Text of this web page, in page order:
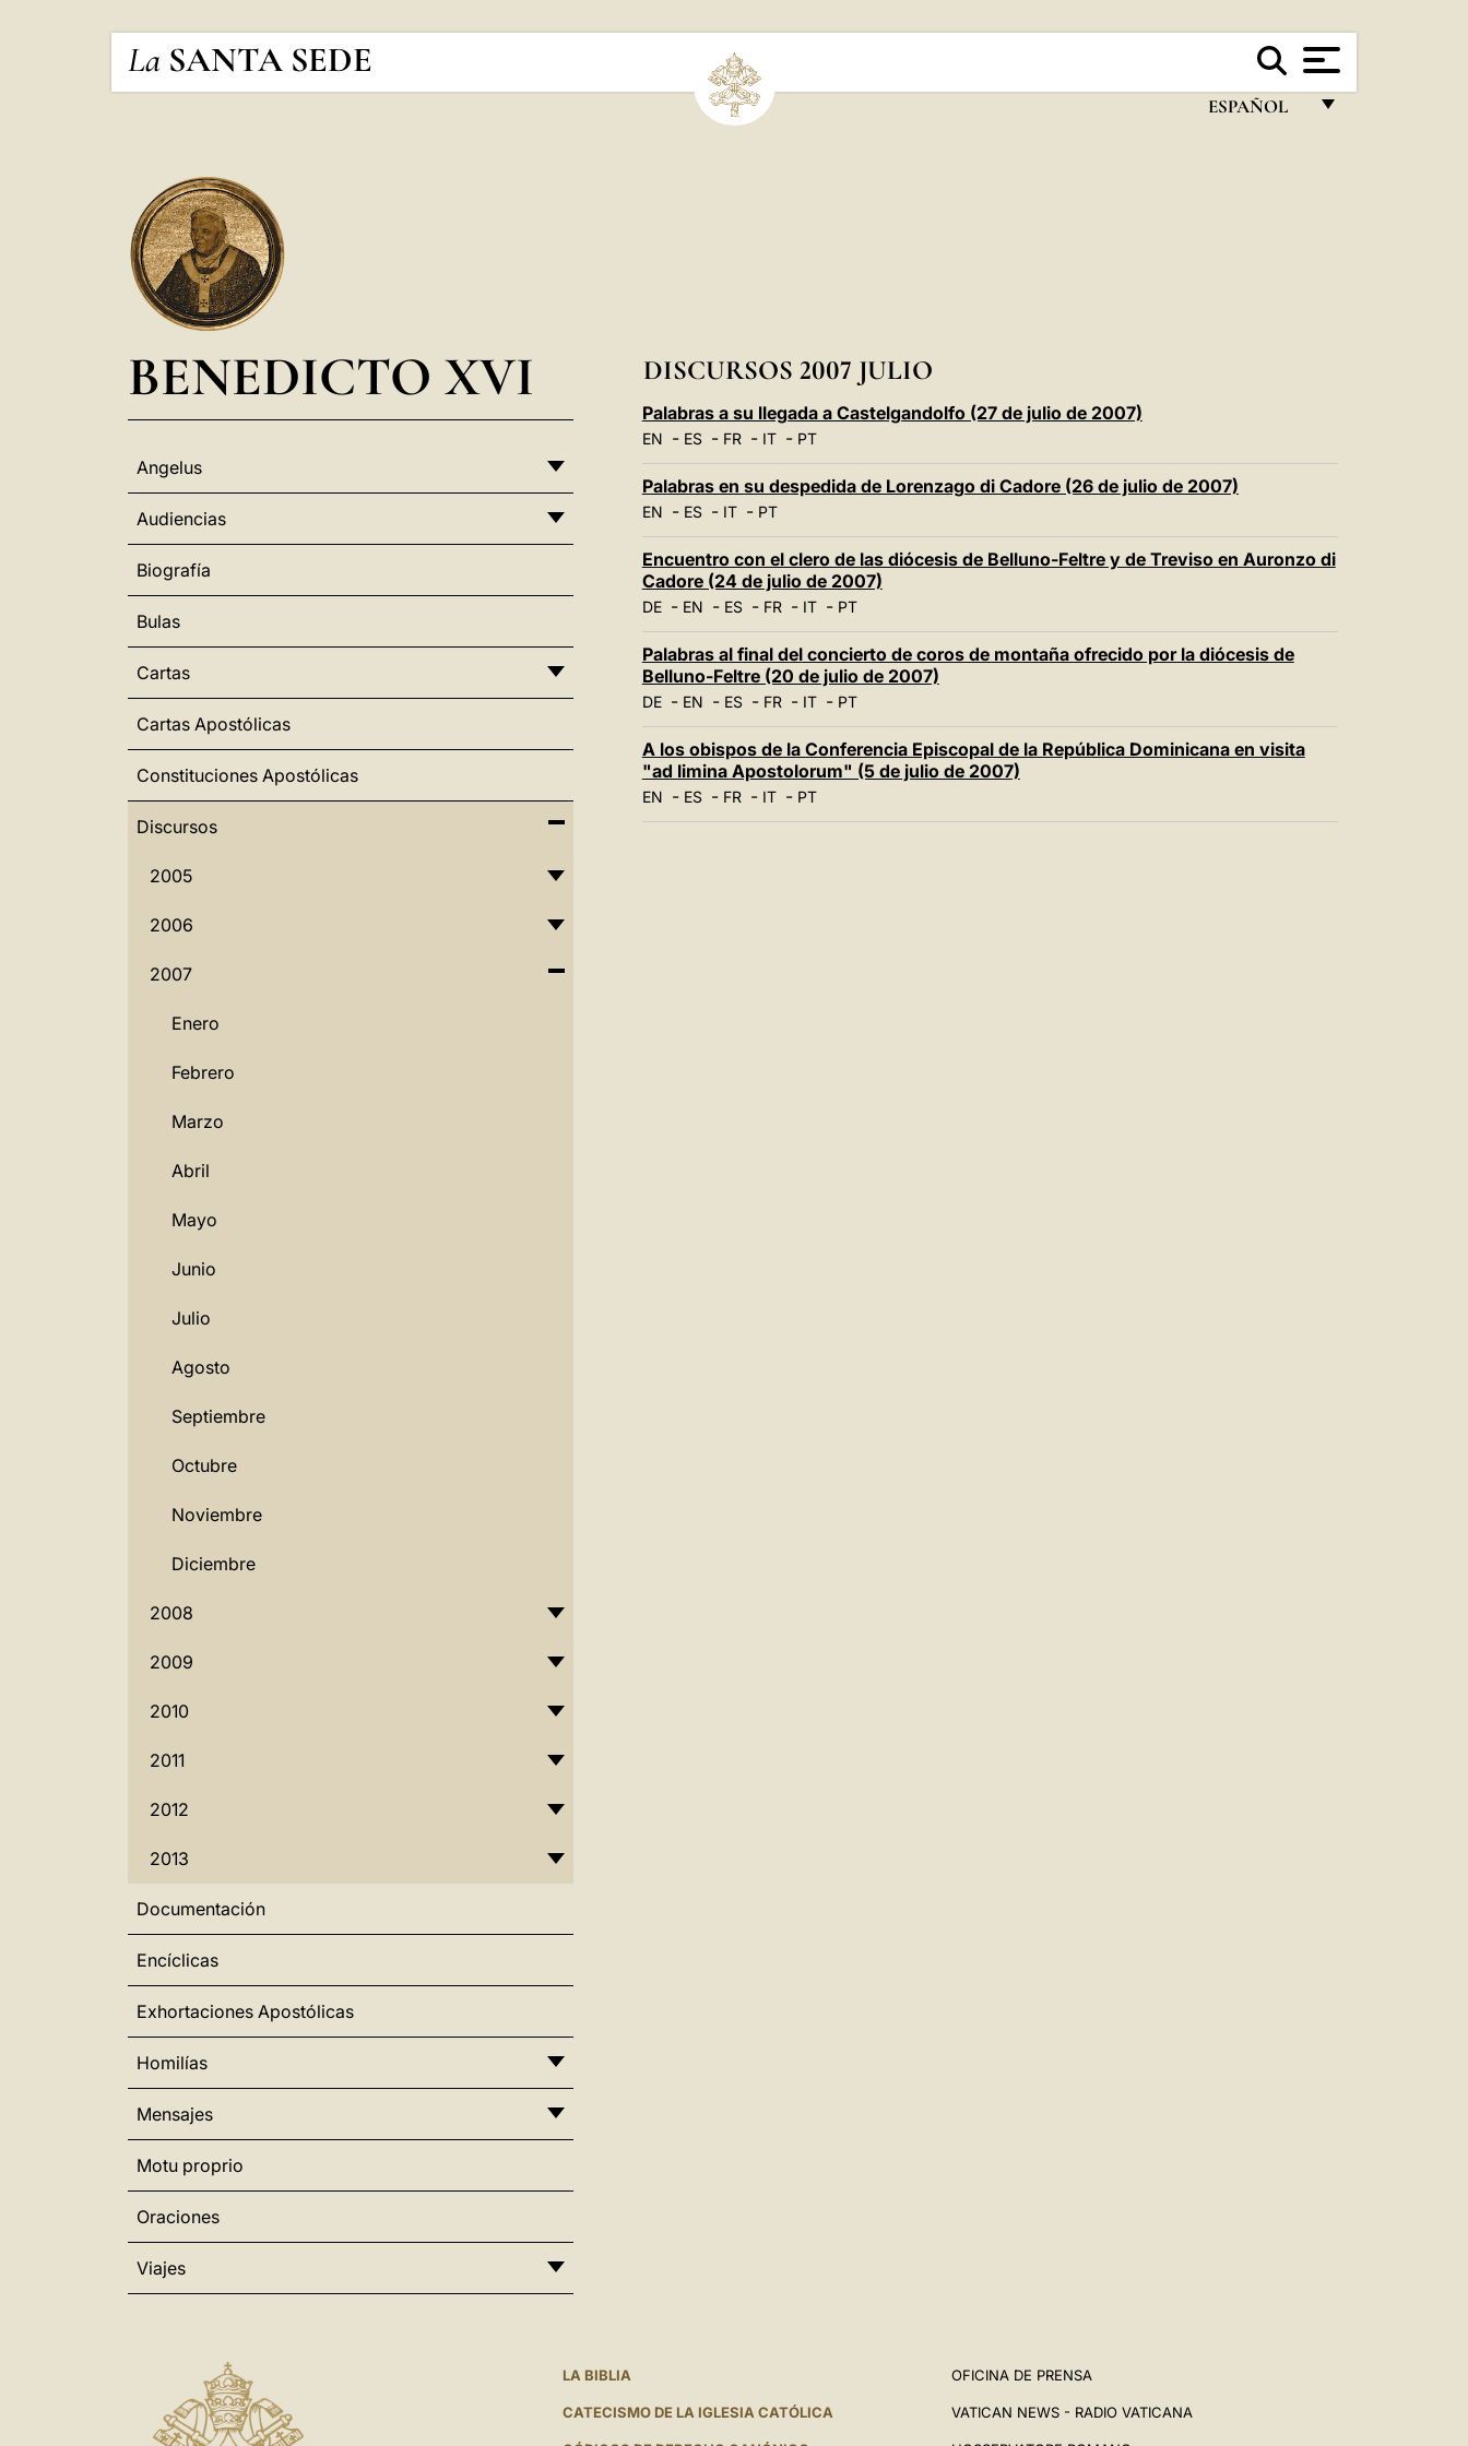
La SANTA SEDE
ESPAÑOL
中文
LATINE
BENEDICTO XVI
Angelus
Audiencias
Biografía
Bulas
Cartas
Cartas Apostólicas
Constituciones Apostólicas
Discursos
2005
2006
2007
Enero
Febrero
Marzo
Abril
Mayo
Junio
Julio
Agosto
Septiembre
Octubre
Noviembre
Diciembre
2008
2009
2010
2011
2012
2013
Documentación
Encíclicas
Exhortaciones Apostólicas
Homilías
Mensajes
Motu proprio
Oraciones
Viajes
DISCURSOS 2007 JULIO
Palabras a su llegada a Castelgandolfo (27 de julio de 2007)
EN - ES- FR- IT- PT
Palabras en su despedida de Lorenzago di Cadore (26 de julio de 2007)
EN - ES- IT- PT
Encuentro con el clero de las diócesis de Belluno-Feltre y de Treviso en Auronzo di
Cadore (24 de julio de 2007)
DE- EN - ES- FR- IT- PT
Palabras al final del concierto de coros de montaña ofrecido por la diócesis de
Belluno-Feltre (20 de julio de 2007)
DE- EN - ES- FR- IT- PT
A los obispos de la Conferencia Episcopal de la República Dominicana en visita
"ad limina Apostolorum" (5 de julio de 2007)
EN - ES- FR- IT- PT
LA BIBLIA
CATECISMO DE LA IGLESIA CATÓLICA
OFICINA DE PRENSA
VATICAN NEWS - RADIO VATICANA